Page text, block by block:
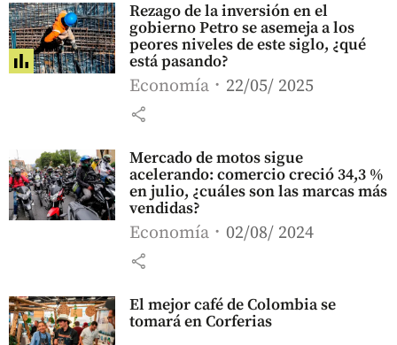
Rezago de la inversión en el
gobierno Petro se asemeja a los
peores niveles de este siglo, ¿qué
está pasando?
Economía 22/05/ 2025
share
Mercado de motos sigue
acelerando: comercio creció 34,3 %
en julio, ¿cuáles son las marcas más
vendidas?
Economía 02/08/ 2024
share
El mejor café de Colombia se
tomará en Corferias